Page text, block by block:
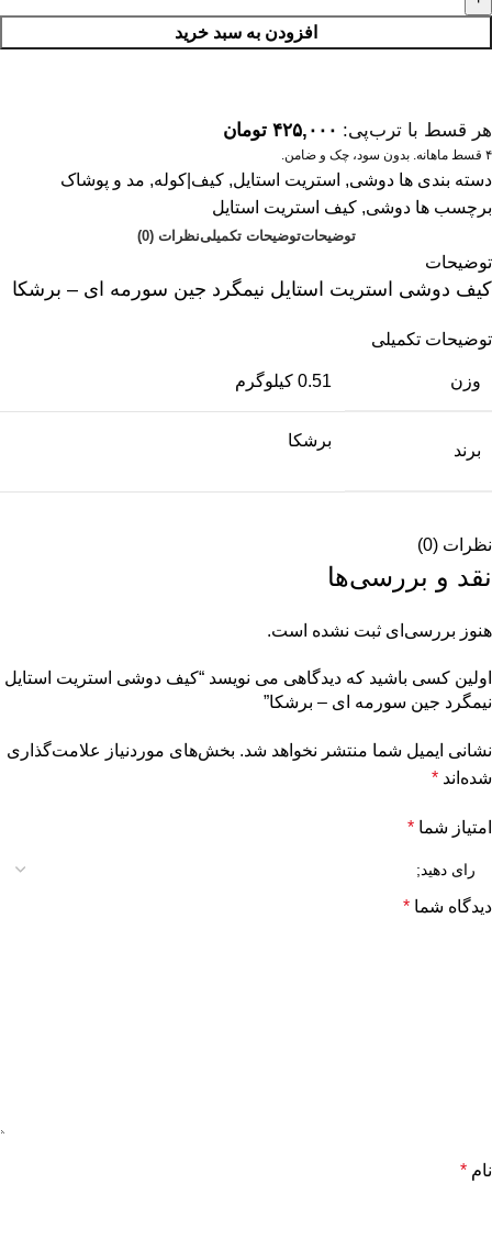
افزودن به سبد خرید
هر قسط با ترب‌پی: ۴۲۵,۰۰۰ تومان
۴ قسط ماهانه. بدون سود، چک و ضامن.
دسته بندی ها دوشی, استریت استایل, کیف|کوله, مد و پوشاک
برچسب ها دوشی, کیف استریت استایل
توضیحاتتوضیحات تکمیلینظرات (0)
توضیحات
کیف دوشی استریت استایل نیمگرد جین سورمه ای – برشکا
توضیحات تکمیلی
وزن 0.51 کیلوگرم
برند
برشکا
نظرات (0)
نقد و بررسی‌ها
هنوز بررسی‌ای ثبت نشده است.
اولین کسی باشید که دیدگاهی می نویسد “کیف دوشی استریت استایل
نیمگرد جین سورمه ای – برشکا”
نشانی ایمیل شما منتشر نخواهد شد. بخش‌های موردنیاز علامت‌گذاری
شده‌اند *
امتیاز شما *
دیدگاه شما *
نام *